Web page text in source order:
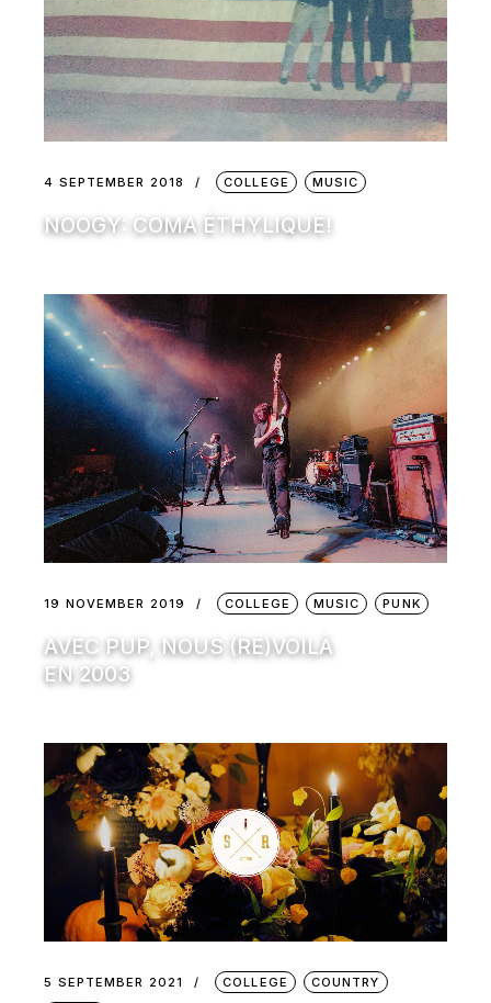
4 SEPTEMBER 2018 COLLEGE MUSIC
NOOGY: COMA ÉTHYLIQUE!
19 NOVEMBER 2019 COLLEGE MUSIC PUNK
AVEC PUP, NOUS (RE)VOILÀ
EN 2003
5 SEPTEMBER 2021 COLLEGE COUNTRY